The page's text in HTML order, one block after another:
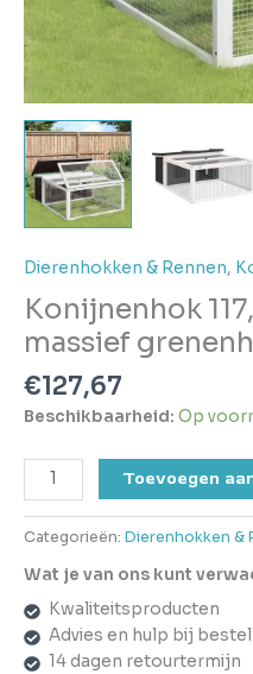
Dierenhokken & Rennen,
Konijnenhok
massief
€127,67
Beschikbaarheid: Op
Toevoegen
Categorieën: Dierenhokken &
Wat je van ons kunt
Kwaliteitsproducten
Advies en hulp bij
14 dagen retourtermijn